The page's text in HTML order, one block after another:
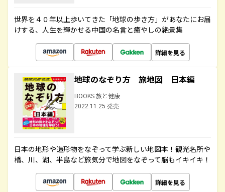
世界を４０年以上歩いてきた「地球の歩き方」があなたにお届
けする、人生を輝かせる中国の名言と癒やしの絶景集
詳細を見る
地球のなぞり方 旅地図 日本編
BOOKS 旅と健康
2022.11.25 発売
日本の地形や造形物をなぞって学ぶ新しい地図本！観光名所や
橋、川、湖、半島など旅気分で地図をなぞって脳もイキイキ！
詳細を見る